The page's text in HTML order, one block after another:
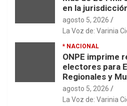
en la
agosto 5, 2026
La Voz de: Varinia
* NACIONAL
ONPE imprime
electores para
Regionales y
agosto 5, 2026
La Voz de: Varinia